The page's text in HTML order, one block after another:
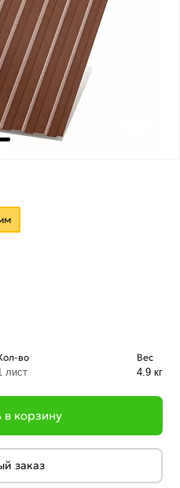
во
лист
Вес
4.9 кг
в корзину
заказ